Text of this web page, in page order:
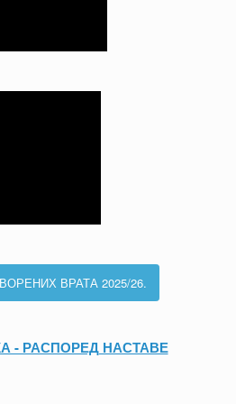
ВРАТА 2025/26.
- РАСПОРЕД НАСТАВЕ